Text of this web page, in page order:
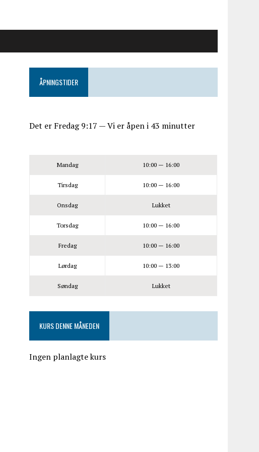
ÅPNINGSTIDER
Det er Fredag9:17 —Vi er åpen i 43 minutter
Mandag 10:00 — 16:00
Tirsdag 10:00 — 16:00
Onsdag Lukket
Torsdag 10:00 — 16:00
Fredag 10:00 — 16:00
Lørdag 10:00 — 13:00
Søndag Lukket
KURS DENNE MÅNEDEN
Ingen planlagte kurs